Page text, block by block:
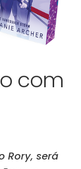
com
Rory, será